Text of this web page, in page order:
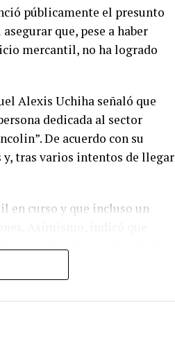
públicamente el presunto
que, pese a haber
mercantil, no ha logrado
Alexis Uchiha señaló que
dedicada al sector
De acuerdo con su
tras varios intentos de llegar
en curso y que incluso un
de entregar dinero.
a los seis meses.